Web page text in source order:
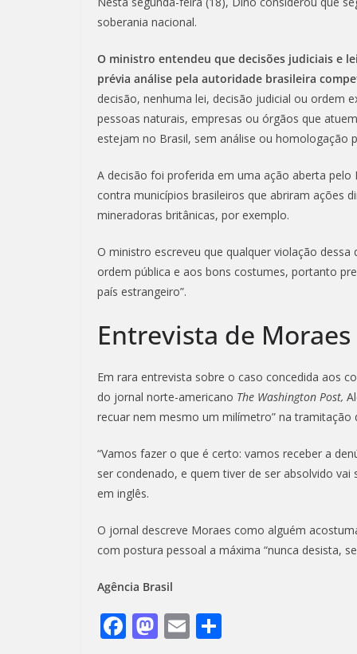
soberania nacional.
O ministro entendeu que decisões judiciais e
prévia análise pela autoridade brasileira
decisão, nenhuma lei, decisão judicial ou ordem
pessoas naturais, empresas ou órgãos que
estejam no Brasil, sem análise ou homologação
A decisão foi proferida em uma ação aberta
contra municípios brasileiros que abriram ações
mineradoras britânicas, por exemplo.
O ministro escreveu que qualquer violação
ordem pública e aos bons costumes, portanto
país estrangeiro”.
Entrevista de Moraes
Em rara entrevista sobre o caso concedida aos
do jornal norte-americano The Washington Post,
recuar nem mesmo um milímetro” na tramitação
“Vamos fazer o que é certo: vamos receber a
ser condenado, e quem tiver de ser absolvido
em inglês.
O jornal descreve Moraes como alguém
com postura pessoal a máxima “nunca desista,
Agência Brasil
F M E